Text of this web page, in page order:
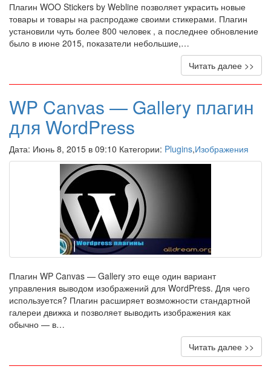
Плагин WOO Stickers by Webline позволяет украсить новые
товары и товары на распродаже своими стикерами. Плагин
установили чуть более 800 человек , а последнее обновление
было в июне 2015, показатели небольшие,…
Читать далее >>
WP Canvas — Gallery плагин
для WordPress
Дата: Июнь 8, 2015 в 09:10 Категории: Plugins,Изображения
Плагин WP Canvas — Gallery это еще один вариант
управления выводом изображений для WordPress. Для чего
используется? Плагин расширяет возможности стандартной
галереи движка и позволяет выводить изображения как
обычно — в…
Читать далее >>